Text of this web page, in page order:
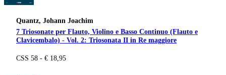
Quantz, Johann Joachim
7 Triosonate per Flauto, Violino e Basso Continuo (Flauto e
Clavicembalo) - Vol. 2: Triosonata II in Re maggiore
CSS 58 - € 18,95